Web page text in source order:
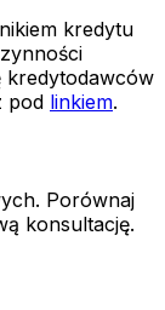
kredytu
kredytodawców
pod linkiem.
Porównaj
konsultację.